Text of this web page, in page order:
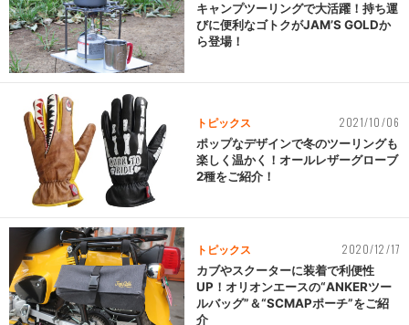
キャンプツーリングで大活躍！持ち運
びに便利なゴトクがJAM’S GOLDか
ら登場！
トピックス 2021/10/06
ポップなデザインで冬のツーリングも
楽しく温かく！オールレザーグローブ
2種をご紹介！
トピックス 2020/12/17
カブやスクーターに装着で利便性
UP！オリオンエースの“ANKERツー
ルバッグ”＆“SCMAPポーチ”をご紹
介